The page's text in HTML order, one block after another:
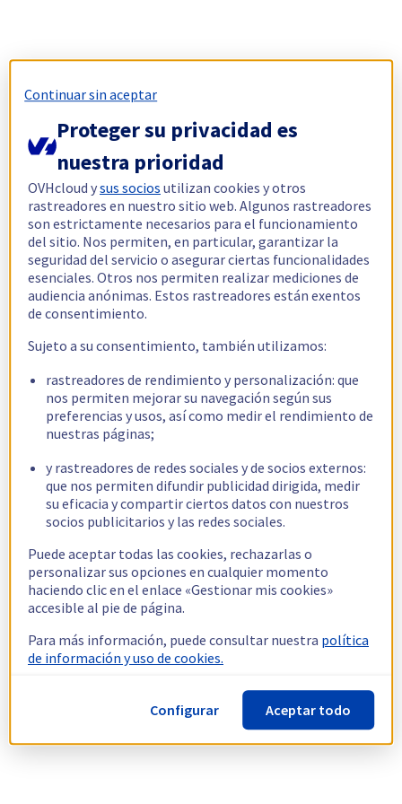
Continuar sin aceptar
Proteger su privacidad es
nuestra prioridad
OVHcloud ysus socios utilizan cookies y otros
rastreadores en nuestro sitio web. Algunos rastreadores
son estrictamente necesarios para el funcionamiento
del sitio. Nos permiten, en particular, garantizar la
seguridad del servicio o asegurar ciertas funcionalidades
esenciales. Otros nos permiten realizar mediciones de
audiencia anónimas. Estos rastreadores están exentos
de consentimiento.
Sujeto a su consentimiento, también utilizamos:
rastreadores de rendimiento y personalización: que
nos permiten mejorar su navegación según sus
preferencias y usos, así como medir el rendimiento de
nuestras páginas;
y rastreadores de redes sociales y de socios externos:
que nos permiten difundir publicidad dirigida, medir
su eficacia y compartir ciertos datos con nuestros
socios publicitarios y las redes sociales.
Puede aceptar todas las cookies, rechazarlas o
personalizar sus opciones en cualquier momento
haciendo clic en el enlace «Gestionar mis cookies»
accesible al pie de página.
Para más información, puede consultar nuestra política
de información y uso de cookies.
Configurar Aceptar todo